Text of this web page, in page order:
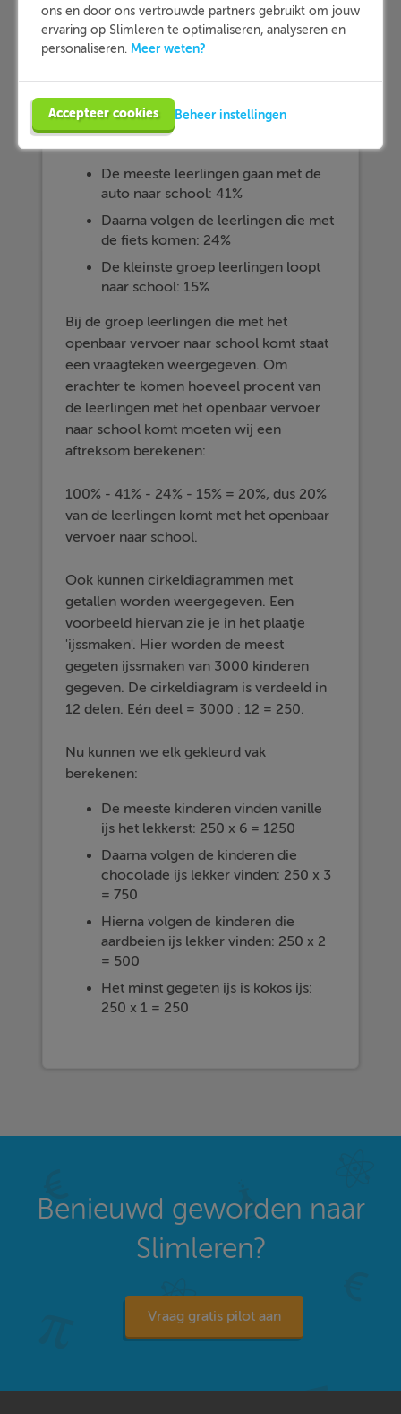
je in de afbeelding Mijlpunt. Hier wordt
weergegeven hoe de leerlingen van
groep 8 van de basisschool De Mijlpunt
vakken zijn bij elkaar opgeteld 100%. Uit
de cirkeldiagram kun je het volgende
aflezen:
De meeste leerlingen gaan met de
auto naar school: 41%
Daarna volgen de leerlingen die met
de fiets komen: 24%
De kleinste groep leerlingen loopt
naar school: 15%
Bij de groep leerlingen die met het
openbaar vervoer naar school komt staat
een vraagteken weergegeven. Om
erachter te komen hoeveel procent van
de leerlingen met het openbaar vervoer
naar school komt moeten wij een
aftreksom berekenen:
100% - 41% - 24% - 15% = 20%, dus 20%
van de leerlingen komt met het openbaar
vervoer naar school.
Ook kunnen cirkeldiagrammen met
getallen worden weergegeven. Een
voorbeeld hiervan zie je in het plaatje
'ijssmaken'. Hier worden de meest
gegeten ijssmaken van 3000 kinderen
gegeven. De cirkeldiagram is verdeeld in
12 delen. Eén deel = 3000 : 12 = 250.
Nu kunnen we elk gekleurd vak
berekenen:
De meeste kinderen vinden vanille
ijs het lekkerst: 250 x 6 = 1250
Daarna volgen de kinderen die
chocolade ijs lekker vinden: 250 x 3
= 750
Hierna volgen de kinderen die
aardbeien ijs lekker vinden: 250 x 2
= 500
Het minst gegeten ijs is kokos ijs:
250 x 1 = 250
Benieuwd geworden naar
Slimleren?
Vraag gratis pilot aan
ons en door ons vertrouwde partners gebruikt om jouw
ervaring op Slimleren te optimaliseren, analyseren en
personaliseren. Meer weten?
Accepteer cookies Beheer instellingen